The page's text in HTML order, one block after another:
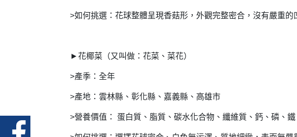
>如何挑選：花球整體呈現香菇形，外觀完整密合，沒有嚴重的
►花椰菜（又叫做：花菜、菜花）
>產季：全年
>產地：雲林縣、彰化縣、嘉義縣、高雄市
>營養價值： 蛋白質、脂質、碳水化合物、纖維質、鈣、磷、